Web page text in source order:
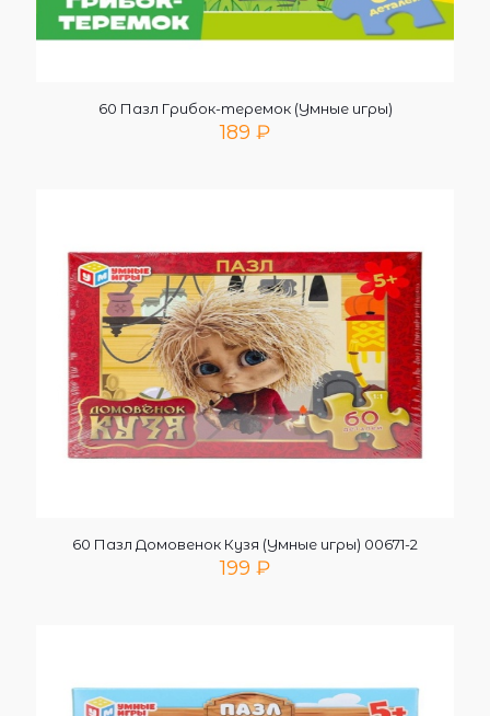
60 Пазл Грибок-теремок (Умные игры)
189 ₽
60 Пазл Домовенок Кузя (Умные игры) 00671-2
199 ₽